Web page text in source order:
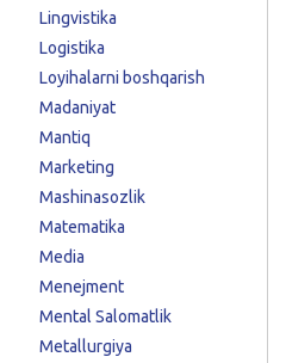
Lingvistika
Logistika
Loyihalarni boshqarish
Madaniyat
Mantiq
Marketing
Mashinasozlik
Matematika
Media
Menejment
Mental Salomatlik
Metallurgiya